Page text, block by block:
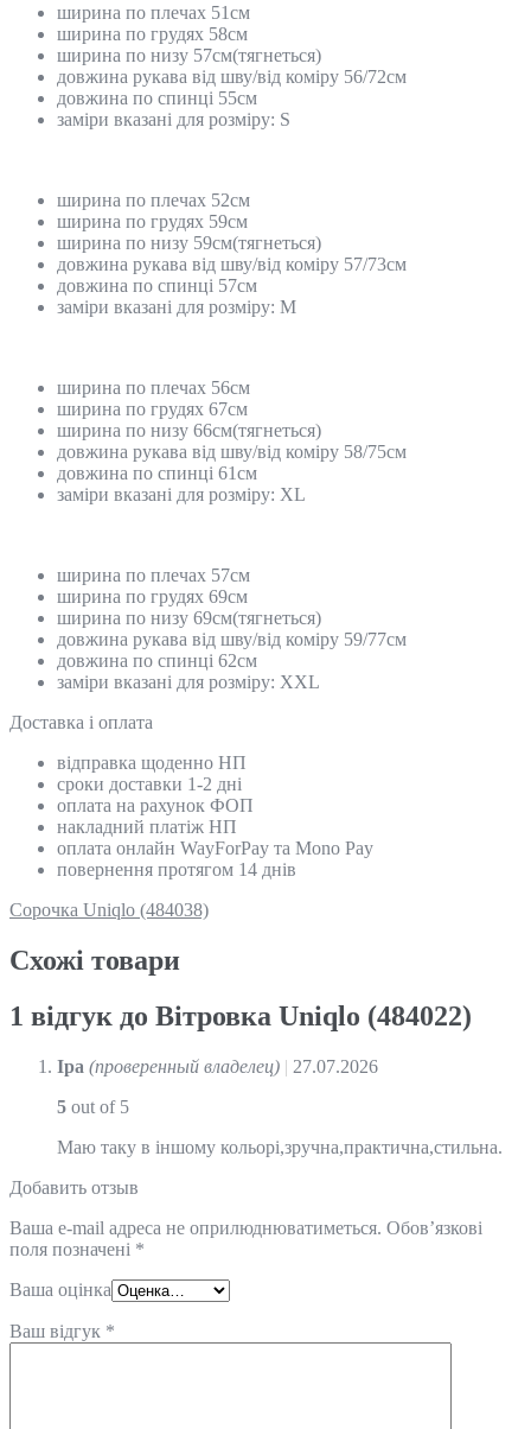
ширина по плечах 51см
ширина по грудях 58см
ширина по низу 57см(тягнеться)
довжина рукава від шву/від коміру 56/72см
довжина по спинці 55см
заміри вказані для розміру: S
ширина по плечах 52см
ширина по грудях 59см
ширина по низу 59см(тягнеться)
довжина рукава від шву/від коміру 57/73см
довжина по спинці 57см
заміри вказані для розміру: M
ширина по плечах 56см
ширина по грудях 67см
ширина по низу 66см(тягнеться)
довжина рукава від шву/від коміру 58/75см
довжина по спинці 61см
заміри вказані для розміру: ХL
ширина по плечах 57см
ширина по грудях 69см
ширина по низу 69см(тягнеться)
довжина рукава від шву/від коміру 59/77см
довжина по спинці 62см
заміри вказані для розміру: ХXL
Доставка і оплата
відправка щоденно НП
сроки доставки 1-2 дні
оплата на рахунок ФОП
накладний платіж НП
оплата онлайн WayForPay та Mono Pay
повернення протягом 14 днів
Сорочка Uniqlo (484038)
Схожi товари
1 відгук до Вітровка Uniqlo (484022)
Іра (проверенный владелец) | 27.07.2026
5 out of 5
Маю таку в іншому кольорі,зручна,практична,стильна.
Добавить отзыв
Ваша e-mail адреса не оприлюднюватиметься. Обов’язкові
поля позначені *
Ваша оцінка
Ваш відгук *